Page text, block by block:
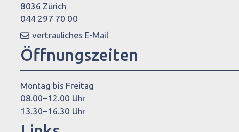
8036 Zürich
044 297 70 00
vertrauliches E-Mail
Öffnungszeiten
Montag bis Freitag
08.00–12.00 Uhr
13.30–16.30 Uhr